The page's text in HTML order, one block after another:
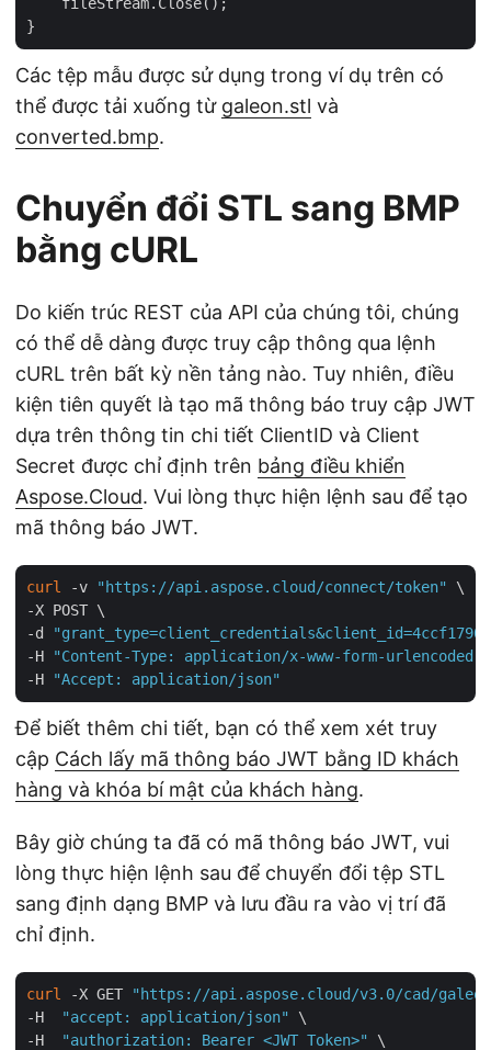
Các tệp mẫu được sử dụng trong ví dụ trên có
thể được tải xuống từ galeon.stl và
converted.bmp.
Chuyển đổi STL sang BMP
bằng cURL
Do kiến trúc REST của API của chúng tôi, chúng
có thể dễ dàng được truy cập thông qua lệnh
cURL trên bất kỳ nền tảng nào. Tuy nhiên, điều
kiện tiên quyết là tạo mã thông báo truy cập JWT
dựa trên thông tin chi tiết ClientID và Client
Secret được chỉ định trên bảng điều khiển
Aspose.Cloud. Vui lòng thực hiện lệnh sau để tạo
mã thông báo JWT.
curl -v "https://api.aspose.cloud/connect/token"
\
-X POST \
-d
"grant_type=client_credentials&client_id=4ccf1790-
-H
"Content-Type: application/x-www-form-urlencoded"
-H
"Accept: application/json"
Để biết thêm chi tiết, bạn có thể xem xét truy
cập Cách lấy mã thông báo JWT bằng ID khách
hàng và khóa bí mật của khách hàng.
Bây giờ chúng ta đã có mã thông báo JWT, vui
lòng thực hiện lệnh sau để chuyển đổi tệp STL
sang định dạng BMP và lưu đầu ra vào vị trí đã
chỉ định.
curl -X GET
"https://api.aspose.cloud/v3.0/cad/
-H
"accept: application/json"
\
-H
"authorization: Bearer <JWT Token>"
\